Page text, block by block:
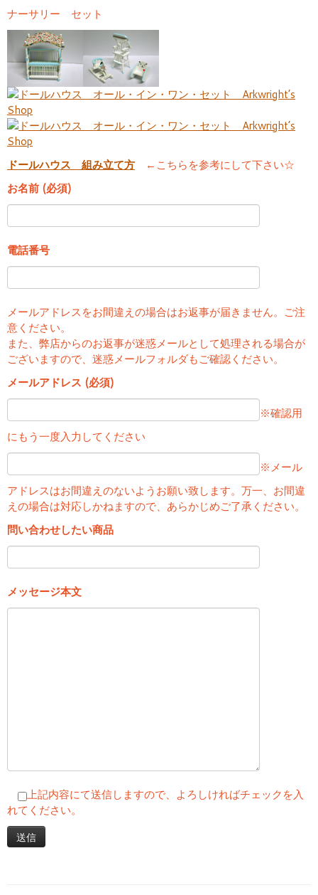
ナーサリー セット
ドールハウス 組み立て方 ←こちらを参考にして下さい☆
お名前 (必須)
電話番号
メールアドレスをお間違えの場合はお返事が届きません。ご注
意ください。
また、弊店からのお返事が迷惑メールとして処理される場合が
ございますので、迷惑メールフォルダもご確認ください。
メールアドレス (必須)
※確認用
にもう一度入力してください
※メール
アドレスはお間違えのないようお願い致します。万一、お間違
えの場合は対応しかねますので、あらかじめご了承ください。
問い合わせしたい商品
メッセージ本文
上記内容にて送信しますので、よろしければチェックを入
れてください。